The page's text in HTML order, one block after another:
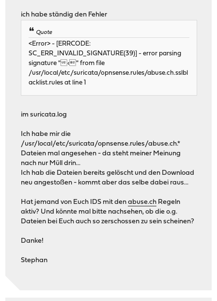
ich habe ständig den Fehler
Quote
<Error> - [ERRCODE:
SC_ERR_INVALID_SIGNATURE(39)] - error parsing
signature "‹" from file
/usr/local/etc/suricata/opnsense.rules/abuse.ch.sslbl
acklist.rules at line 1
im suricata.log
Ich habe mir die
/usr/local/etc/suricata/opnsense.rules/abuse.ch.*
Dateien mal angesehen - da steht meiner Meinung
nach nur Müll drin...
Ich hab die Dateien bereits gelöscht und den Download
neu angestoßen - kommt aber das selbe dabei raus...
Hat jemand von Euch IDS mit denabuse.ch Regeln
aktiv? Und könnte mal bitte nachsehen, ob die o.g.
Dateien bei Euch auch so zerschossen zu sein scheinen?
Danke!
Stephan